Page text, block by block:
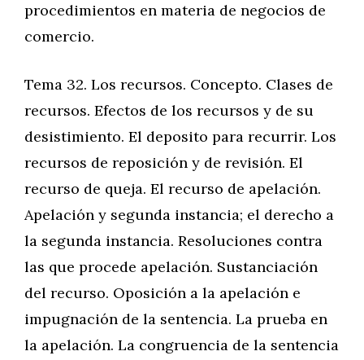
procedimientos en materia de negocios de
comercio.
Tema 32. Los recursos. Concepto. Clases de
recursos. Efectos de los recursos y de su
desistimiento. El deposito para recurrir. Los
recursos de reposición y de revisión. El
recurso de queja. El recurso de apelación.
Apelación y segunda instancia; el derecho a
la segunda instancia. Resoluciones contra
las que procede apelación. Sustanciación
del recurso. Oposición a la apelación e
impugnación de la sentencia. La prueba en
la apelación. La congruencia de la sentencia